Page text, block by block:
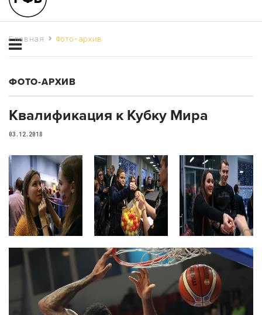
Главная Фото-архив
ФОТО-АРХИВ
Квалификация к Кубку Мира
03.12.2018